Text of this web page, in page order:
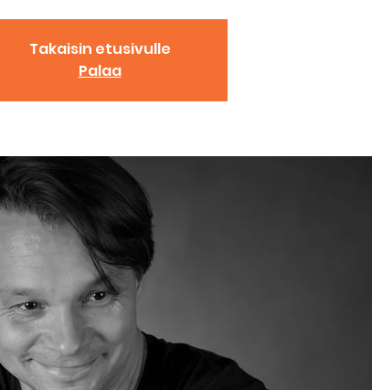
Takaisin etusivulle
Palaa